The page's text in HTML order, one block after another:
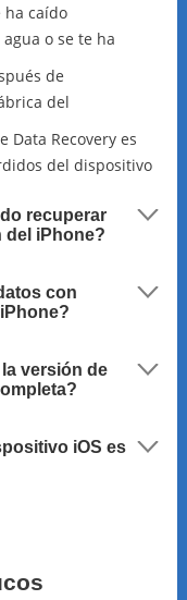
ha caído
o se te ha
de
del
Data Recovery es
del dispositivo
recuperar
del iPhone?
con
versión de
iOS es